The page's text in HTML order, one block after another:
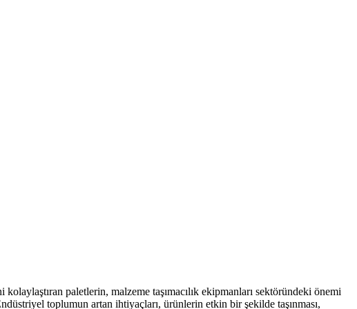
paletlerin, malzeme taşımacılık ekipmanları sektöründeki önemi
toplumun artan ihtiyaçları, ürünlerin etkin bir şekilde taşınması,